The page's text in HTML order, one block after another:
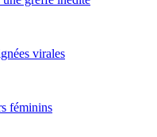
virales
féminins